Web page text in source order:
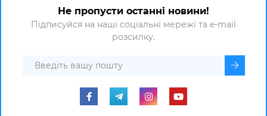
Не пропусти останні новини!
Підписуйся на наші соціальні мережі та e-mail
розсилку.